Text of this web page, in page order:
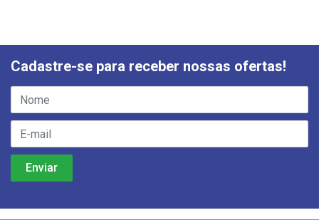
Cadastre-se para receber nossas ofertas!